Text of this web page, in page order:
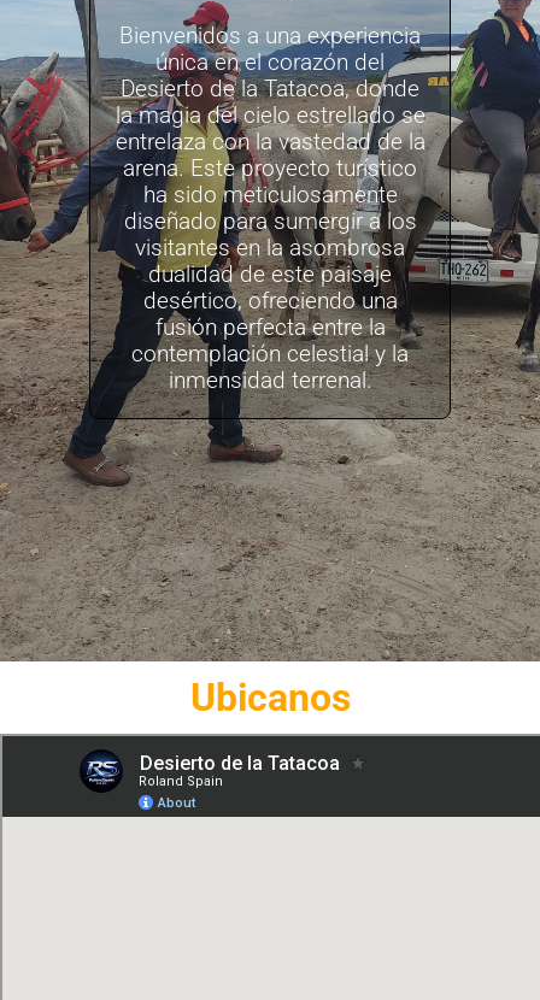
Bienvenidos a una experiencia
única en el corazón del
Desierto de la Tatacoa, donde
la magia del cielo estrellado se
entrelaza con la vastedad de la
arena. Este proyecto turístico
ha sido meticulosamente
diseñado para sumergir a los
visitantes en la asombrosa
dualidad de este paisaje
desértico, ofreciendo una
fusión perfecta entre la
contemplación celestial y la
inmensidad terrenal.
Ubicanos